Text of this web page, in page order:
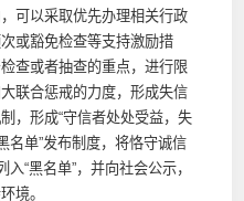
可以采取优先办理相关行政
或豁免检查等支持激励措
查或者抽查的重点，进行限
联合惩戒的力度，形成失信
，形成“守信者处处受益，失
名单”发布制度，将恪守诚信
“黑名单”，并向社会公示，
境。